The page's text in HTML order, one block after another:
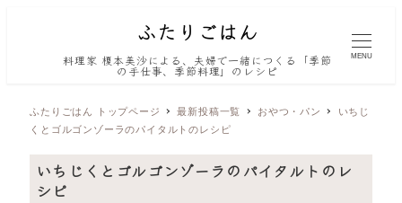
料理家 榎本美沙による、夫婦で一緒につくる「季節
の手仕事、季節料理」のレシピ
MENU
ふたりごはん トップページ 最新投稿一覧 おやつ・パン
いちじ
くとゴルゴンゾーラのパイタルトのレシピ
いちじくとゴルゴンゾーラのパイタルトのレ
シピ